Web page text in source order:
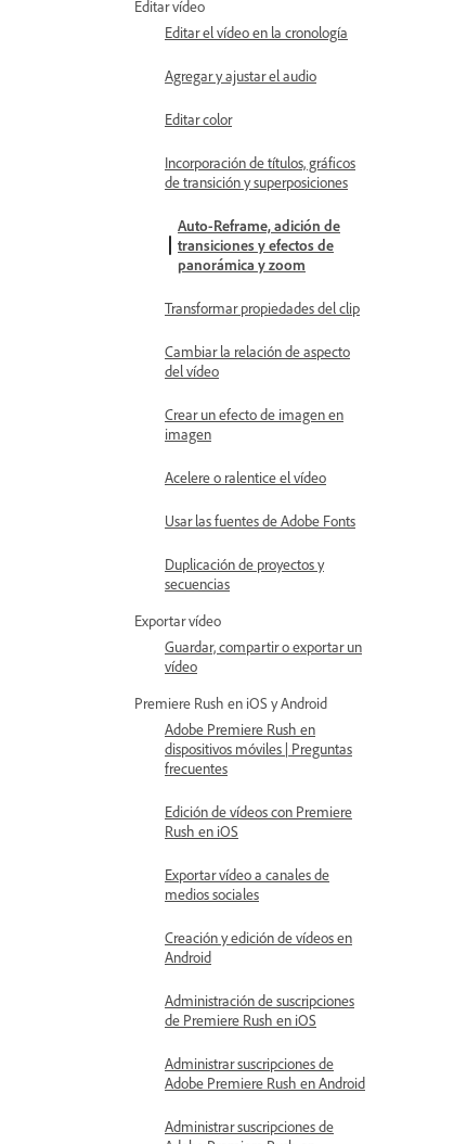
Editar vídeo
Editar el vídeo en la cronología
Agregar y ajustar el audio
Editar color
Incorporación de títulos, gráficos
de transición y superposiciones
Auto-Reframe, adición de
transiciones y efectos de
panorámica y zoom
Transformar propiedades del clip
Cambiar la relación de aspecto
del vídeo
Crear un efecto de imagen en
imagen
Acelere o ralentice el vídeo
Usar las fuentes de Adobe Fonts
Duplicación de proyectos y
secuencias
Exportar vídeo
Guardar, compartir o exportar un
vídeo
Premiere Rush en iOS y Android
Adobe Premiere Rush en
dispositivos móviles | Preguntas
frecuentes
Edición de vídeos con Premiere
Rush en iOS
Exportar vídeo a canales de
medios sociales
Creación y edición de vídeos en
Android
Administración de suscripciones
de Premiere Rush en iOS
Administrar suscripciones de
Adobe Premiere Rush en Android
Administrar suscripciones de